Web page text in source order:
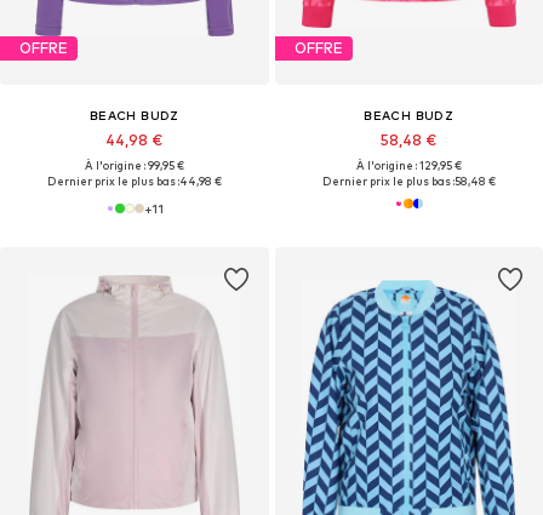
OFFRE
BEACH BUDZ
44,98 €
À l'origine : 99,95 €
Dernier prix le plus bas :44,98 €
+11
OFFRE
BEACH BUDZ
58,48 €
À l'origine : 129,95 €
Dernier prix le plus bas :58,48 €